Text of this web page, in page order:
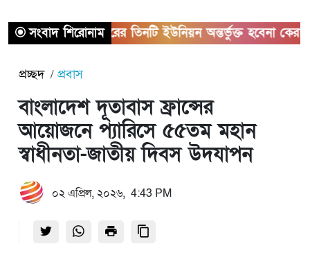
সংবাদ শিরোনাম
সাভারের তিনটি ইউনিয়ন অন্তর্ভুক্ত হবেনা
প্রচ্ছদ প্রবাস
বাংলাদেশ দূতাবাস ফ্রান্সের
আয়োজনে প্যারিসে ৫৫তম মহান
স্বাধীনতা-জাতীয় দিবস উদযাপন
০২ এপ্রিল, ২০২৬, 4:43 PM